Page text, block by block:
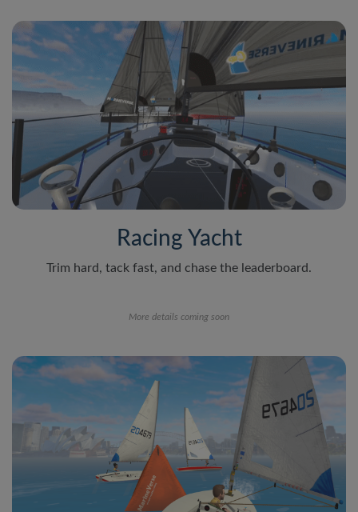
Racing Yacht
Trim hard, tack fast, and chase the leaderboard.
More details coming soon